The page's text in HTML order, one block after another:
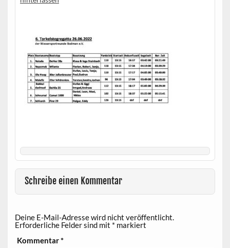
Schreibe einen Kommentar
Deine E-Mail-Adresse wird nicht veröffentlicht.
Erforderliche Felder sind mit * markiert
Kommentar*